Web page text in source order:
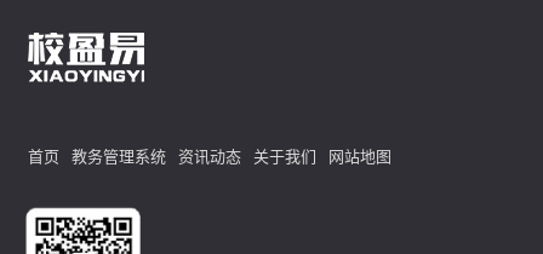
首页 教务管理系统 资讯动态 关于我们 网站地图